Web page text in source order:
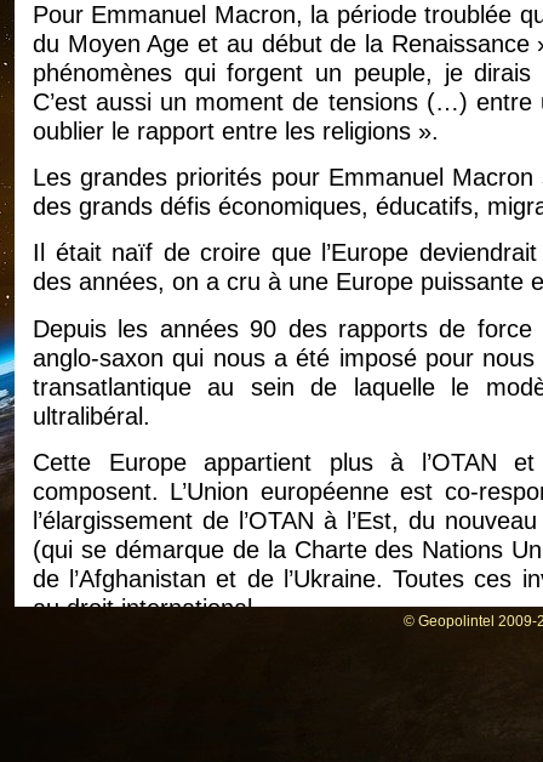
Pour Emmanuel Macron, la période troublée
du Moyen Age et au début de la Renaissance
phénomènes qui forgent un peuple, je
C’est aussi un moment de tensions (…)
oublier le rapport entre les religions ».
Les grandes priorités pour Emmanuel
des grands défis économiques, éducatifs,
Il était naïf de croire que l’Europe
des années, on a cru à une Europe puissante
Depuis les années 90 des rapports de
anglo-saxon qui nous a été imposé pour
transatlantique au sein de laquelle le
ultralibéral.
Cette Europe appartient plus à l’OTAN
composent. L’Union européenne est co-
l’élargissement de l’OTAN à l’Est, du
(qui se démarque de la Charte des Nations
de l’Afghanistan et de l’Ukraine. Toutes ces
au droit international.
© Geopolintel 2009-